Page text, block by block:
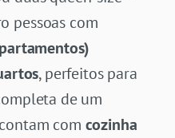
pessoas com
, perfeitos para
de um
com cozinha